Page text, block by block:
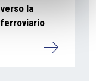
la